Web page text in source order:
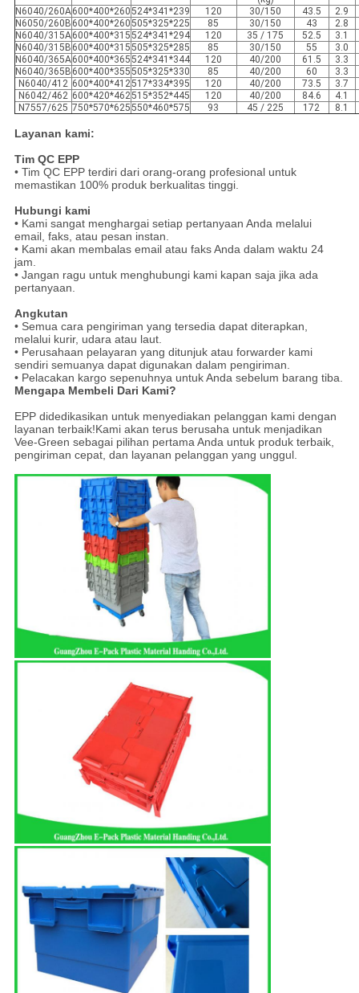
N6040/260A600*400*260524*341*239 120 30/150 43.5
2.9
N6050/260B 600*400*260505*325*225 85 30/150 43
2.8
N6040/315A600*400*315524*341*294 120 35 / 175 52.5
3.1
N6040/315B 600*400*315505*325*285 85 30/150 55
3.0
N6040/365A600*400*365524*341*344 120 40/200 61.5
3.3
N6040/365B 600*400*355505*325*330 85 40/200 60
3.3
N6040/412 600*400*412517*334*395 120 40/200 73.5
3.7
N6042/462 600*420*462515*352*445 120 40/200 84.6
4.1
N7557/625 750*570*625550*460*575 93 45 / 225 172 8.1
Layanan kami:
Tim QC EPP
• Tim QC EPP terdiri dari orang-orang profesional untuk
memastikan 100% produk berkualitas tinggi.
Hubungi kami
• Kami sangat menghargai setiap pertanyaan Anda melalui
email, faks, atau pesan instan.
• Kami akan membalas email atau faks Anda dalam waktu 24
jam.
• Jangan ragu untuk menghubungi kami kapan saja jika ada
pertanyaan.
Angkutan
• Semua cara pengiriman yang tersedia dapat diterapkan,
melalui kurir, udara atau laut.
• Perusahaan pelayaran yang ditunjuk atau forwarder kami
sendiri semuanya dapat digunakan dalam pengiriman.
• Pelacakan kargo sepenuhnya untuk Anda sebelum barang tiba.
Mengapa Membeli Dari Kami?
EPP didedikasikan untuk menyediakan pelanggan kami dengan
layanan terbaik!Kami akan terus berusaha untuk menjadikan
Vee-Green sebagai pilihan pertama Anda untuk produk terbaik,
pengiriman cepat, dan layanan pelanggan yang unggul.